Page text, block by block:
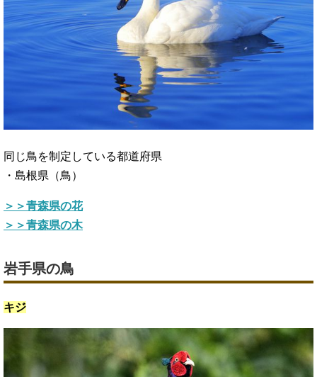
同じ鳥を制定している都道府県
・島根県（鳥）
＞＞青森県の花
＞＞青森県の木
岩手県の鳥
キジ